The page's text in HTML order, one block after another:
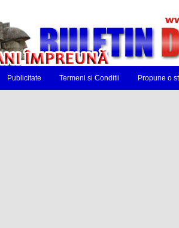
Publicitate Termeni si Conditii Propune o